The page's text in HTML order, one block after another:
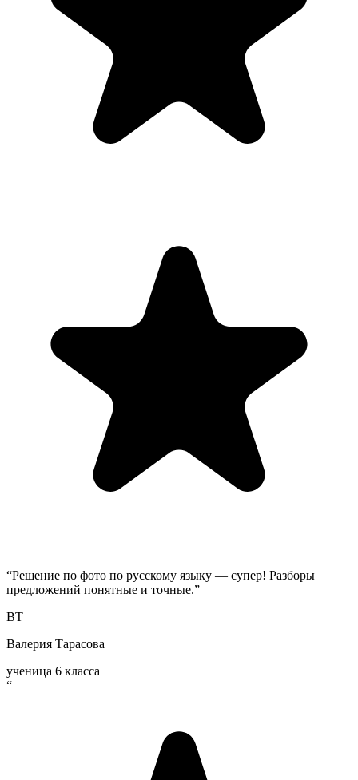
“Решение по фото по русскому языку — супер! Разборы
предложений понятные и точные.”
ВТ
Валерия Тарасова
ученица 6 класса
“